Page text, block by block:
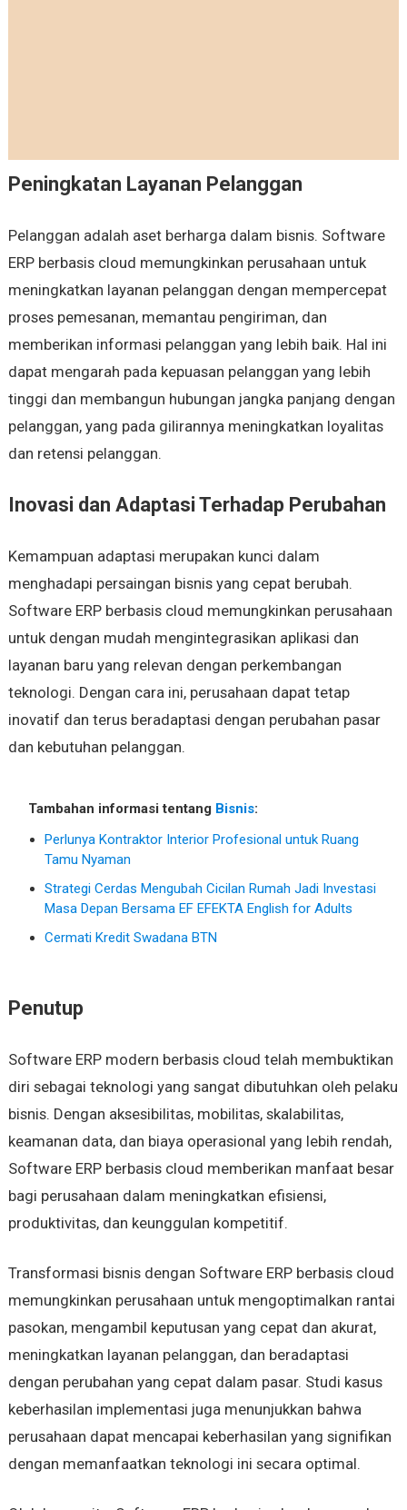
Peningkatan Layanan Pelanggan
Pelanggan adalah aset berharga dalam bisnis. Software
ERP berbasis cloud memungkinkan perusahaan untuk
meningkatkan layanan pelanggan dengan mempercepat
proses pemesanan, memantau pengiriman, dan
memberikan informasi pelanggan yang lebih baik. Hal ini
dapat mengarah pada kepuasan pelanggan yang lebih
tinggi dan membangun hubungan jangka panjang dengan
pelanggan, yang pada gilirannya meningkatkan loyalitas
dan retensi pelanggan.
Inovasi dan Adaptasi Terhadap Perubahan
Kemampuan adaptasi merupakan kunci dalam
menghadapi persaingan bisnis yang cepat berubah.
Software ERP berbasis cloud memungkinkan perusahaan
untuk dengan mudah mengintegrasikan aplikasi dan
layanan baru yang relevan dengan perkembangan
teknologi. Dengan cara ini, perusahaan dapat tetap
inovatif dan terus beradaptasi dengan perubahan pasar
dan kebutuhan pelanggan.
Tambahan informasi tentang Bisnis:
Perlunya Kontraktor Interior Profesional untuk Ruang
Tamu Nyaman
Strategi Cerdas Mengubah Cicilan Rumah Jadi Investasi
Masa Depan Bersama EF EFEKTA English for Adults
Cermati Kredit Swadana BTN
Penutup
Software ERP modern berbasis cloud telah membuktikan
diri sebagai teknologi yang sangat dibutuhkan oleh pelaku
bisnis. Dengan aksesibilitas, mobilitas, skalabilitas,
keamanan data, dan biaya operasional yang lebih rendah,
Software ERP berbasis cloud memberikan manfaat besar
bagi perusahaan dalam meningkatkan efisiensi,
produktivitas, dan keunggulan kompetitif.
Transformasi bisnis dengan Software ERP berbasis cloud
memungkinkan perusahaan untuk mengoptimalkan rantai
pasokan, mengambil keputusan yang cepat dan akurat,
meningkatkan layanan pelanggan, dan beradaptasi
dengan perubahan yang cepat dalam pasar. Studi kasus
keberhasilan implementasi juga menunjukkan bahwa
perusahaan dapat mencapai keberhasilan yang signifikan
dengan memanfaatkan teknologi ini secara optimal.